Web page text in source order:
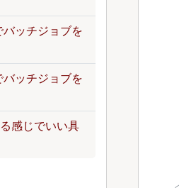
ッチジョブを
ッチジョブを
感じでいい具